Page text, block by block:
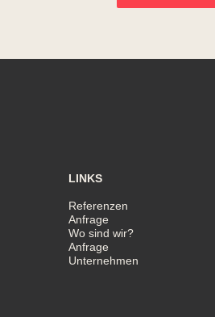
LINKS
Referenzen
Anfrage
Wo sind wir?
Anfrage
Unternehmen